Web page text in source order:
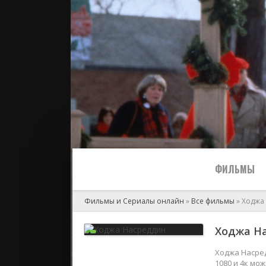
ФИЛЬМЫ
2024
Фильмы и Сериалы онлайн » Все фильмы »
Ходжа
Ходжа
1080 и 4к